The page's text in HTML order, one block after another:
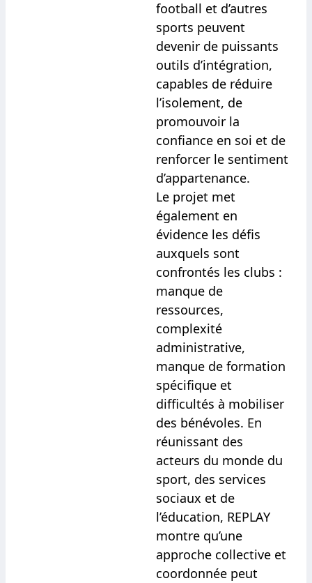
football et d’autres
sports peuvent
devenir de puissants
outils d’intégration,
capables de réduire
l’isolement, de
promouvoir la
confiance en soi et de
renforcer le sentiment
d’appartenance.
Le projet met
également en
évidence les défis
auxquels sont
confrontés les clubs :
manque de
ressources,
complexité
administrative,
manque de formation
spécifique et
difficultés à mobiliser
des bénévoles. En
réunissant des
acteurs du monde du
sport, des services
sociaux et de
l’éducation, REPLAY
montre qu’une
approche collective et
coordonnée peut